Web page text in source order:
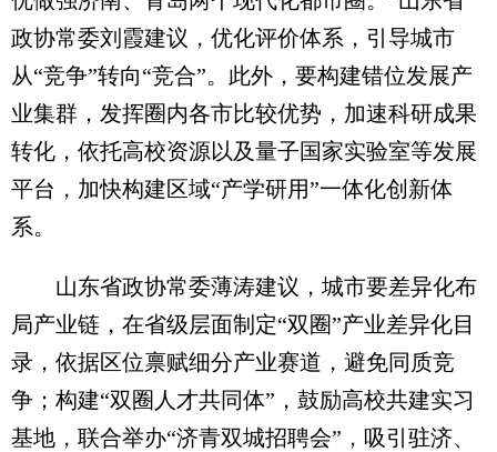
政协常委刘霞建议，优化评价体系，引导城市
从“竞争”转向“竞合”。此外，要构建错位发展产
业集群，发挥圈内各市比较优势，加速科研成果
转化，依托高校资源以及量子国家实验室等发展
平台，加快构建区域“产学研用”一体化创新体
系。
山东省政协常委薄涛建议，城市要差异化布
局产业链，在省级层面制定“双圈”产业差异化目
录，依据区位禀赋细分产业赛道，避免同质竞
争；构建“双圈人才共同体”，鼓励高校共建实习
基地，联合举办“济青双城招聘会”，吸引驻济、